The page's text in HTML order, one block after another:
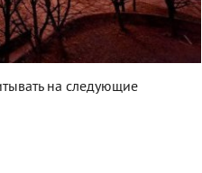
на следующие